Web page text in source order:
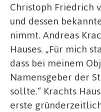
Christoph Friedrich
und dessen
nimmt. Andreas
Hauses. „Für mich
dass bei meinem
Namensgeber der
sollte.“ Krachts
erste